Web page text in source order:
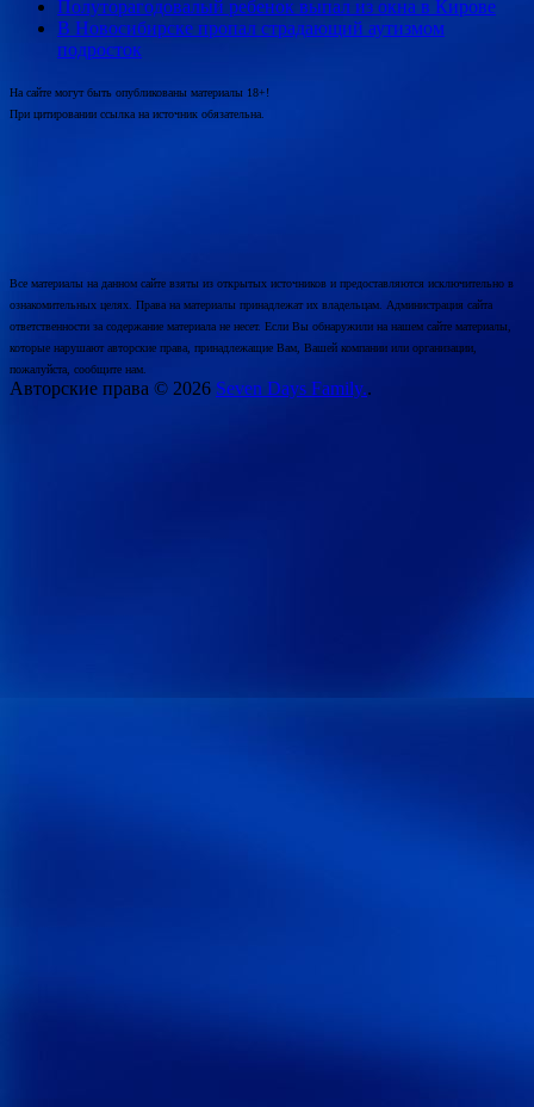
Полуторагодовалый ребенок выпал из окна в Кирове
В Новосибирске пропал страдающий аутизмом
подросток
На сайте могут быть опубликованы материалы 18+!
При цитировании ссылка на источник обязательна.
Все материалы на данном сайте взяты из открытых источников и предоставляются исключительно в
ознакомительных целях. Права на материалы принадлежат их владельцам. Администрация сайта
ответственности за содержание материала не несет. Если Вы обнаружили на нашем сайте материалы,
которые нарушают авторские права, принадлежащие Вам, Вашей компании или организации,
пожалуйста, сообщите нам.
Авторские права © 2026 Seven Days Family..